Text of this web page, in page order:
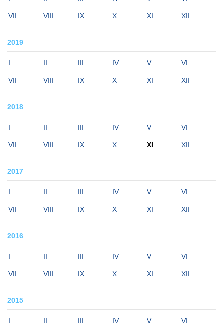
VII VIII IX X XI XII
2019
I II III IV V VI
VII VIII IX X XI XII
2018
I II III IV V VI
VII VIII IX X XI XII
2017
I II III IV V VI
VII VIII IX X XI XII
2016
I II III IV V VI
VII VIII IX X XI XII
2015
I II III IV V VI